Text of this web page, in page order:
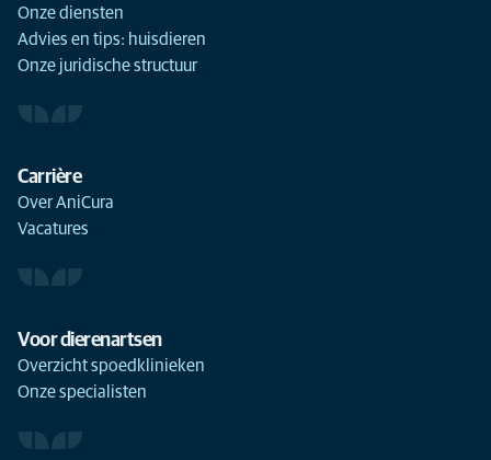
Onze diensten
Advies en tips: huisdieren
Onze juridische structuur
Carrière
Over AniCura
Vacatures
Voor dierenartsen
Overzicht spoedklinieken
Onze specialisten